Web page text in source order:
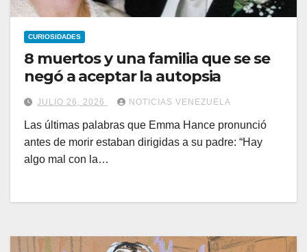
CURIOSIDADES
8 muertos y una familia que se se
negó a aceptar la autopsia
JULIO 26, 2026 NOTICIAS VENEZUELA
Las últimas palabras que Emma Hance pronunció
antes de morir estaban dirigidas a su padre: “Hay
algo mal con la…